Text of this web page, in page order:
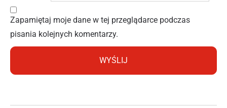
Zapamiętaj moje dane w tej przeglądarce podczas
pisania kolejnych komentarzy.